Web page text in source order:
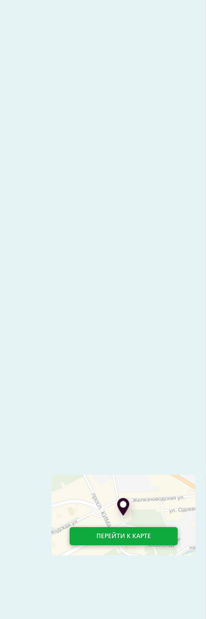
ПЕРЕЙТИ К КАРТЕ